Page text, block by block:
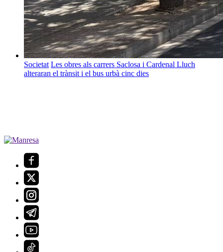
Societat Les obres als carrers Saclosa i Cardenal Lluch
alteraran el trànsit i el bus urbà cinc dies